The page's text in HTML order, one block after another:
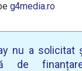
g4media.ro
nu a solicitat
de